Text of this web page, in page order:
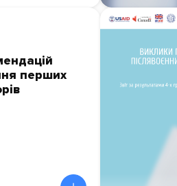
перших